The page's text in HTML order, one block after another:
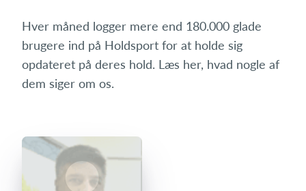
Hver måned logger mere end 180.000 glade
brugere ind på Holdsport for at holde sig
opdateret på deres hold. Læs her, hvad nogle af
dem siger om os.